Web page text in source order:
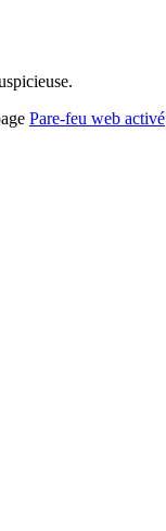
Pare-feu web activé